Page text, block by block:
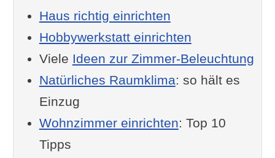
Haus richtig einrichten
Hobbywerkstatt einrichten
Viele Ideen zur Zimmer-Beleuchtung
Natürliches Raumklima: so hält es
Einzug
Wohnzimmer einrichten: Top 10
Tipps